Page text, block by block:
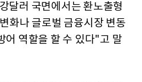
달러 국면에서는 환노출형
화나 글로벌 금융시장 변동
어 역할을 할 수 있다"고 말